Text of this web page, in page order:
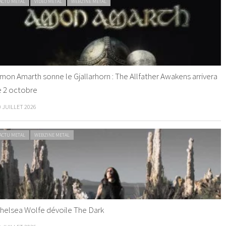
Amarth sonne le Gjallarhorn : The Allfather Awakens arrivera
2 octobre
JUILLET 2026
METAL WEBZINE METAL
Wolfe dévoile The Dark